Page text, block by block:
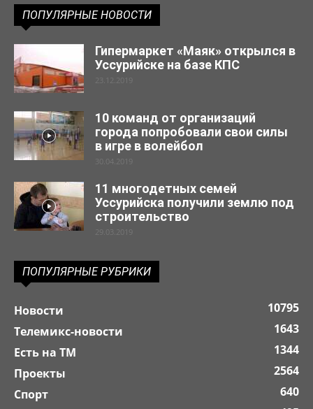
ПОПУЛЯРНЫЕ НОВОСТИ
Гипермаркет «Маяк» открылся в
Уссурийске на базе КПС
23.12.2019
10 команд от организаций
города попробовали свои силы
в игре в волейбол
30.04.2019
11 многодетных семей
Уссурийска получили землю под
строительство
29.03.2019
ПОПУЛЯРНЫЕ РУБРИКИ
Новости
10795
Телемикс-новости
1643
Есть на ТМ
1344
Проекты
2564
Спорт
640